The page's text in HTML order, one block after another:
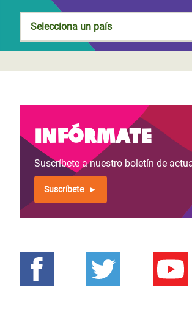
Infórmate
Suscríbete a nuestro boletín de
Suscríbete